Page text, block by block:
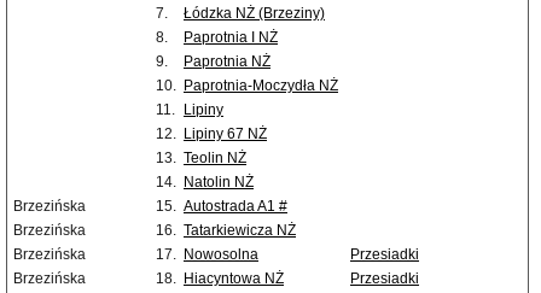
7.
Łódzka NŻ (Brzeziny)
8.
Paprotnia I NŻ
9.
Paprotnia NŻ
10. Paprotnia-Moczydła NŻ
11.
Lipiny
12. Lipiny 67 NŻ
13. Teolin NŻ
14. Natolin NŻ
Brzezińska
15. Autostrada A1 #
Brzezińska
16. Tatarkiewicza NŻ
Brzezińska
17. Nowosolna
Przesiadki
Brzezińska
18. Hiacyntowa NŻ
Przesiadki